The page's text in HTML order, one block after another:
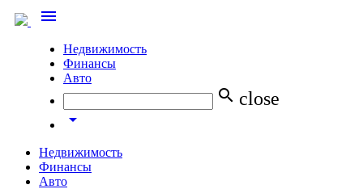
menu
Недвижимость
Финансы
Авто
search close
arrow_drop_down
Недвижимость
Финансы
Авто